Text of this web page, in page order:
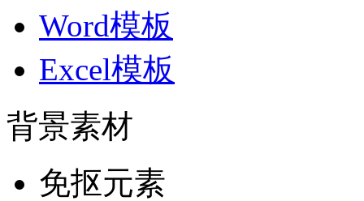
Word模板
Excel模板
背景素材
免抠元素